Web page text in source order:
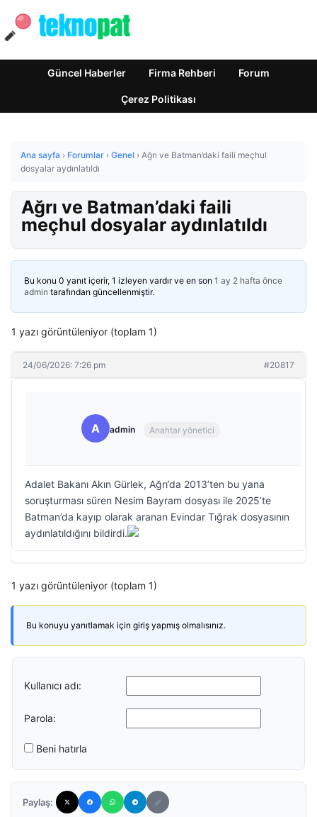
Güncel Haberler Firma Rehberi Forum
Çerez Politikası
Ana sayfa › Forumlar › Genel › Ağrı ve Batman’daki faili meçhul
dosyalar aydınlatıldı
Ağrı ve Batman’daki faili
meçhul dosyalar aydınlatıldı
Bu konu 0 yanıt içerir, 1 izleyen vardır ve en son 1 ay 2 hafta önce
admin tarafından güncellenmiştir.
1 yazı görüntüleniyor (toplam 1)
24/06/2026: 7:26 pm #20817
A admin Anahtar yönetici
Adalet Bakanı Akın Gürlek, Ağrı’da 2013’ten bu yana
soruşturması süren Nesim Bayram dosyası ile 2025’te
Batman’da kayıp olarak aranan Evindar Tığrak dosyasının
aydınlatıldığını bildirdi.
1 yazı görüntüleniyor (toplam 1)
Bu konuyu yanıtlamak için giriş yapmış olmalısınız.
Kullanıcı adı:
Parola:
Beni hatırla
Paylaş: